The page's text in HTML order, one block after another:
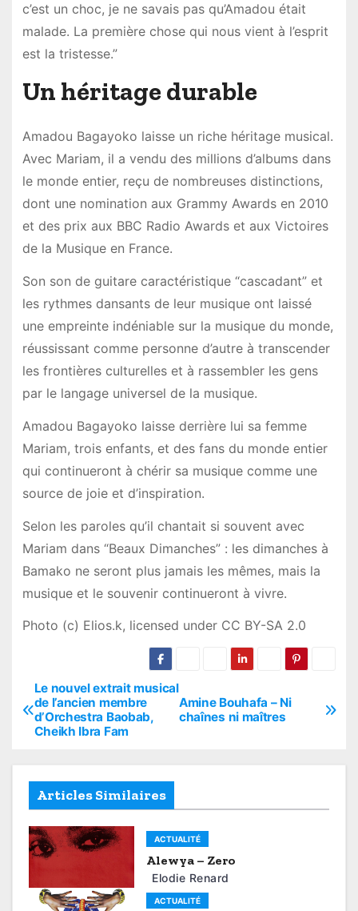
c’est un choc, je ne savais pas qu’Amadou était
malade. La première chose qui nous vient à l’esprit
est la tristesse.”
Un héritage durable
Amadou Bagayoko laisse un riche héritage musical.
Avec Mariam, il a vendu des millions d’albums dans
le monde entier, reçu de nombreuses distinctions,
dont une nomination aux Grammy Awards en 2010
et des prix aux BBC Radio Awards et aux Victoires
de la Musique en France.
Son son de guitare caractéristique “cascadant” et
les rythmes dansants de leur musique ont laissé
une empreinte indéniable sur la musique du monde,
réussissant comme personne d’autre à transcender
les frontières culturelles et à rassembler les gens
par le langage universel de la musique.
Amadou Bagayoko laisse derrière lui sa femme
Mariam, trois enfants, et des fans du monde entier
qui continueront à chérir sa musique comme une
source de joie et d’inspiration.
Selon les paroles qu’il chantait si souvent avec
Mariam dans “Beaux Dimanches” : les dimanches à
Bamako ne seront plus jamais les mêmes, mais la
musique et le souvenir continueront à vivre.
Photo (c) Elios.k, licensed under CC BY-SA 2.0
P
o
n
a
v
Amine Bouhafa – Ni
chaînes ni maîtres
Le nouvel extrait musical
de l’ancien membre
d’Orchestra Baobab,
Cheikh Ibra Fam
Articles Similaires
ACTUALITÉ
Alewya – Zero
Elodie Renard
ACTUALITÉ